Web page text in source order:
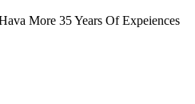
More 35 Years Of Expeiences